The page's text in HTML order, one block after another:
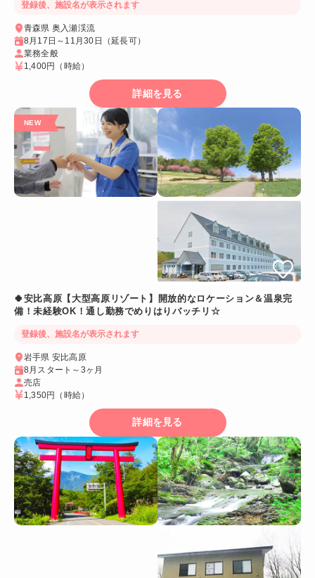
登録後、施設名が表示されます
青森県 奥入瀬渓流
8月17日～11月30日（延長可）
業務全般
1,400円
（時給）
詳細を見る
🍀安比高原【大型高原リゾート】開放的なロケーション＆温泉完
備！未経験OK！通し勤務でめりはりバッチリ☆
登録後、施設名が表示されます
岩手県 安比高原
8月スタート～3ヶ月
売店
1,350円 （時給）
詳細を見る